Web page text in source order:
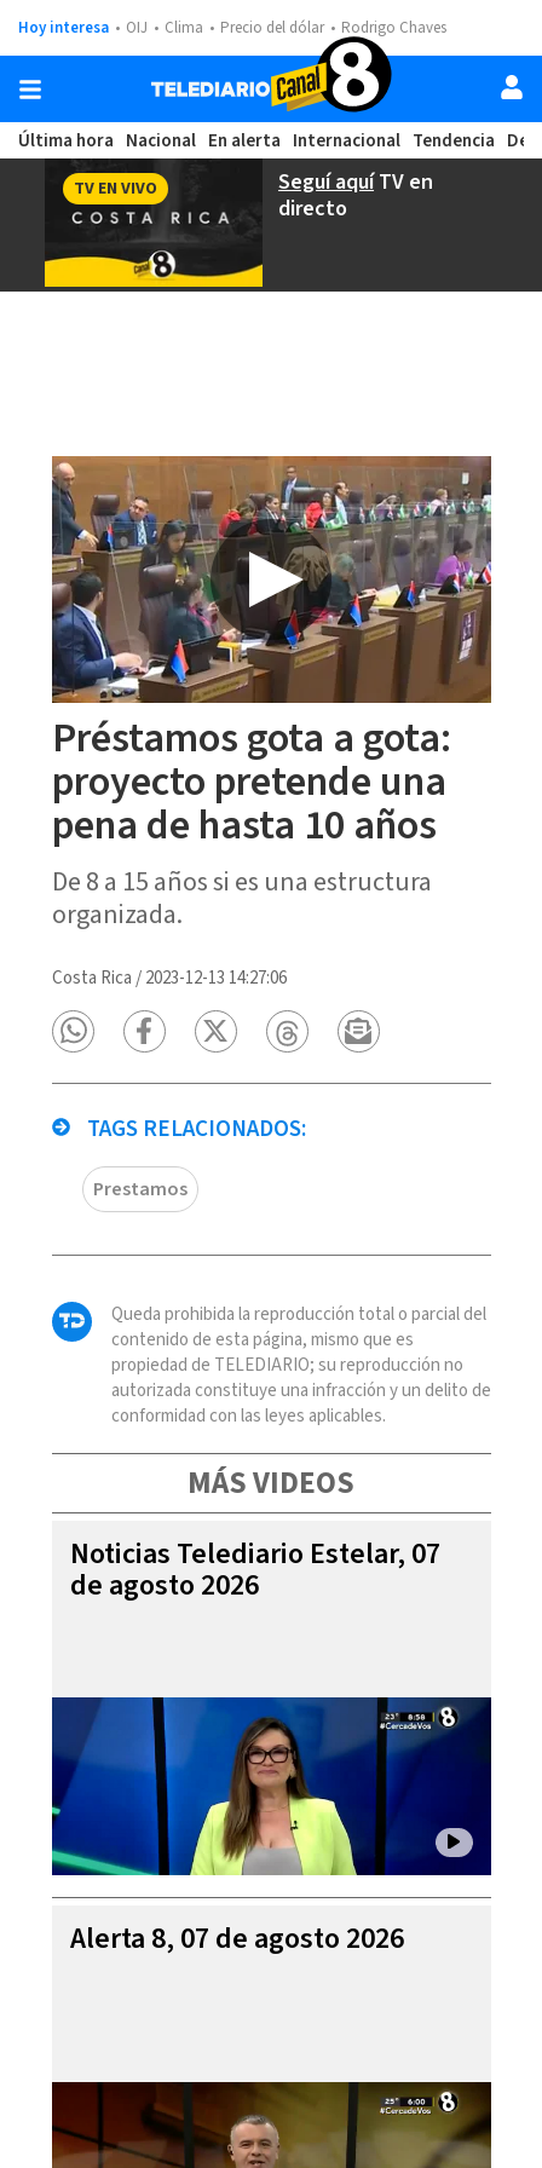
Hoy interesa OIJ Clima Precio del dólar Rodrigo Chaves
Última hora Nacional En alerta Internacional Tendencia
Seguí aquíTV en
directo
TV EN VIVO
Préstamos gota a gota:
proyecto pretende una
pena de hasta 10 años
De 8 a 15 años si es una estructura
organizada.
Costa Rica /2023-12-13 14:27:06
TAGS RELACIONADOS:
Prestamos
Queda prohibida la reproducción total o parcial del
contenido de esta página, mismo que es
propiedad de TELEDIARIO; su reproducción no
autorizada constituye una infracción y un delito de
conformidad con las leyes aplicables.
MÁS VIDEOS
Noticias Telediario Estelar, 07
de agosto 2026
Alerta 8, 07 de agosto 2026